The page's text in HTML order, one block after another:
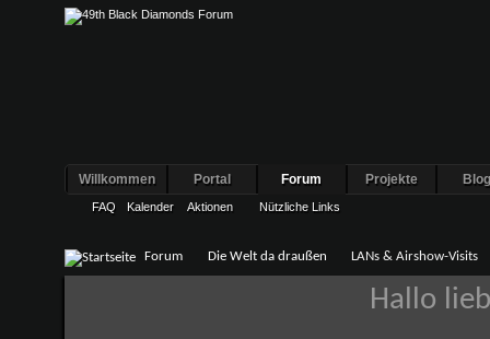
Willkommen Portal Forum
FAQ Kalender Aktionen Nützliche Links
Projekte
Forum Die Welt da draußen LANs & Airshow-Visits
Hallo